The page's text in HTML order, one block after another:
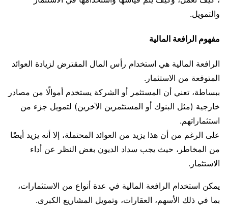
والتمويل.
مفهوم الرافعة المالية
الرافعة المالية هي استخدام رأس المال المقترض لزيادة العوائد
المتوقعة من الاستثمار.
ببساطة، تعني أن المستثمر أو الشركة يستخدم أموالًا من مصادر
خارجية (مثل البنوك أو المستثمرين الآخرين) لتمويل جزء من
استثماراتهم.
على الرغم من أن هذا يزيد من العوائد المحتملة، إلا أنه يزيد أيضًا
من المخاطر، حيث يجب سداد الديون بغض النظر عن أداء
الاستثمار.
يمكن استخدام الرافعة المالية في عدة أنواع من الاستثمارات،
بما في ذلك الأسهم، العقارات، وتمويل المشاريع الكبرى.